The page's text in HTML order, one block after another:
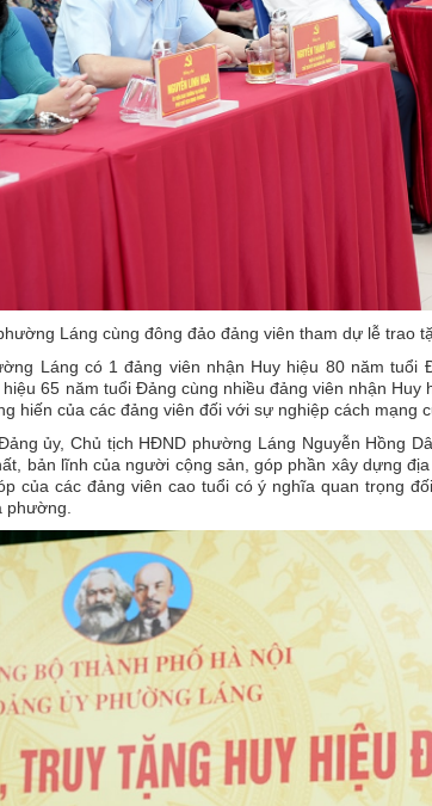
Láng cùng đông đảo đảng viên tham dự lễ trao
Láng có 1 đảng viên nhận Huy hiệu 80 năm tuổi
65 năm tuổi Đảng cùng nhiều đảng viên nhận
hiến của các đảng viên đối với sự nghiệp cách mạng
ủy, Chủ tịch HĐND phường Láng Nguyễn Hồng
bản lĩnh của người cộng sản, góp phần xây dựng
của các đảng viên cao tuổi có ý nghĩa quan trọng
phường.